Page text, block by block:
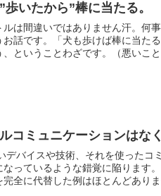
歩いたから”棒に当たる。
ルは間違いではありません汗。何
お話です。「犬も歩けば棒に当た
、ということわざです。（悪いこ
コミュニケーションはな
デバイスや技術、それを使ったコ
なっているような錯覚に陥ります
完全に代替した例はほとんどあり